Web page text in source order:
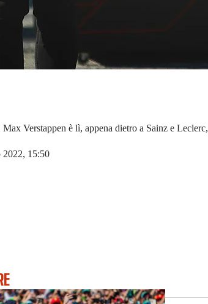
Verstappen è lì, appena dietro a Sainz e
15:50